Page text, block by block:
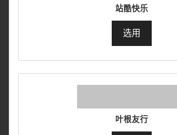
站酷快乐
选用
叶根友行